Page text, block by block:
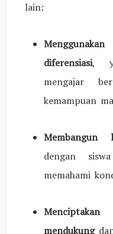
lain:
diferensiasi,
mengajar
kemampuan
Membangun
dengan
memahami
mendukung